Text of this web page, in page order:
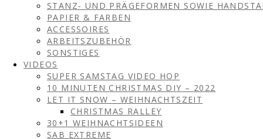
STANZ- UND PRÄGEFORMEN SOWIE
PAPIER & FARBEN
ACCESSOIRES
ARBEITSZUBEHÖR
SONSTIGES
VIDEOS
SUPER SAMSTAG VIDEO HOP
10 MINUTEN CHRISTMAS DIY – 2022
LET IT SNOW – WEIHNACHTSZEIT
CHRISTMAS RALLEY
30+1 WEIHNACHTSIDEEN
SAB EXTREME